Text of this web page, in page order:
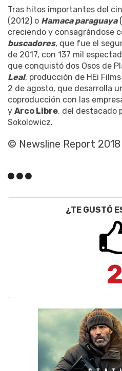
Tras hitos importantes del
(2012) o Hamaca paraguaya
creciendo y consagrándose
buscadores, que fue el
de 2017, con 137 mil
que conquistó dos Osos de
Leal, producción de HEi
2 de agosto, que desarrolla
coproducción con las
y Arco Libre, del destacado
Sokolowicz.
© Newsline Report 2018
¿TE GUSTÓ
2